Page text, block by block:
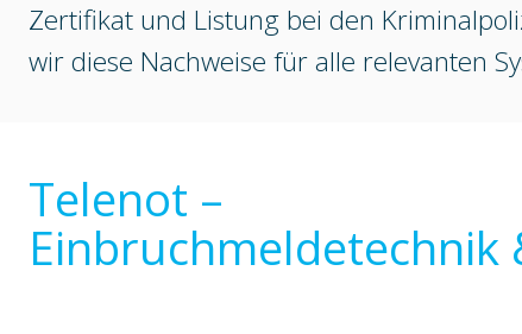
Zertifikat und Listung bei den
wir diese Nachweise für alle relevanten
Telenot –
Einbruchmeldetechnik